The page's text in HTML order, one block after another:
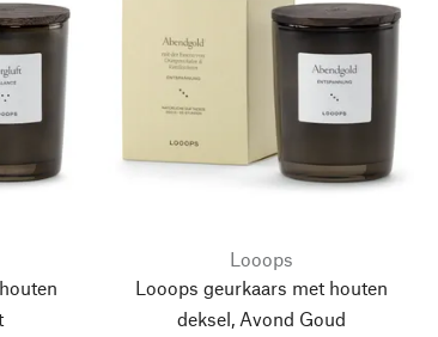
Looops
Looops geurkaars met houten
deksel, Avond Goud